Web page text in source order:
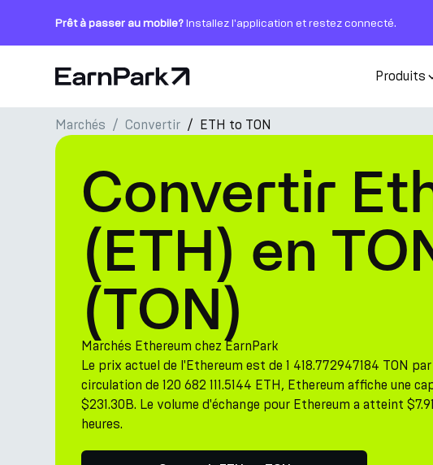
Prêt à passer au mobile?Installez l'application et restez connecté.
Page d'accueil Produits
Produits
Marchés
Calculatrices
PARK Token
Ressources
Entreprise
Marchés Convertir ETH to TON
Convertir
(ETH) en
(TON)
Marchés Ethereum chez EarnPark
Le prix actuel de l'Ethereum est de 1 418.772947184 TON
circulation de 120 682 111.5144 ETH, Ethereum affiche une
$231.30B. Le volume d'échange pour Ethereum a atteint
heures.